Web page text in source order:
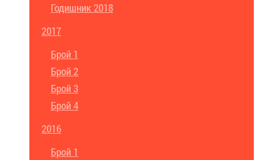
Годишник 2018
2017
Брой 1
Брой 2
Брой 3
Брой 4
2016
Брой 1